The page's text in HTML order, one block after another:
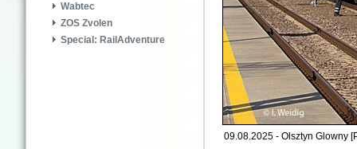
Wabtec
ZOS Zvolen
Special: RailAdventure
09.08.2025 - Olsztyn Glowny